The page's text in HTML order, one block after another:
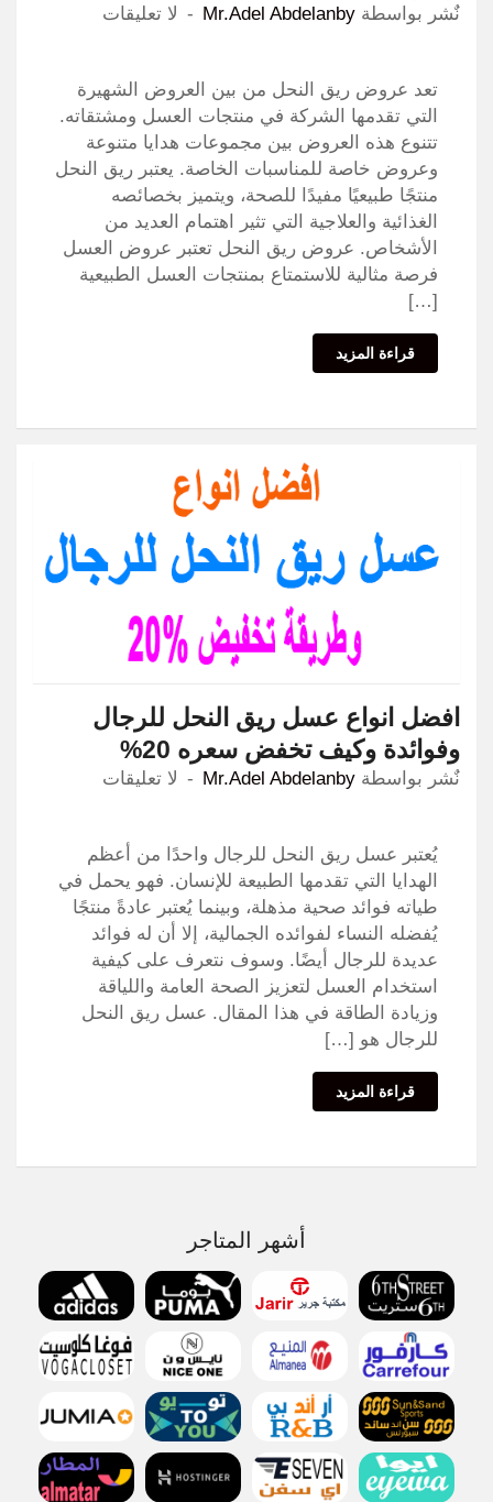
نٌشر بواسطة Mr.Adel Abdelanby لا تعليقات
تعد عروض ريق النحل من بين العروض الشهيرة
التي تقدمها الشركة في منتجات العسل ومشتقاته.
تتنوع هذه العروض بين مجموعات هدايا متنوعة
وعروض خاصة للمناسبات الخاصة. يعتبر ريق النحل
منتجًا طبيعيًا مفيدًا للصحة، ويتميز بخصائصه
الغذائية والعلاجية التي تثير اهتمام العديد من
الأشخاص. عروض ريق النحل تعتبر عروض العسل
فرصة مثالية للاستمتاع بمنتجات العسل الطبيعية
[…]
قراءة المزيد
افضل انواع عسل ريق النحل للرجال
وفوائدة وكيف تخفض سعره 20%
نٌشر بواسطة Mr.Adel Abdelanby لا تعليقات
يُعتبر عسل ريق النحل للرجال واحدًا من أعظم
الهدايا التي تقدمها الطبيعة للإنسان. فهو يحمل في
طياته فوائد صحية مذهلة، وبينما يُعتبر عادةً منتجًا
يُفضله النساء لفوائده الجمالية، إلا أن له فوائد
عديدة للرجال أيضًا. وسوف نتعرف على كيفية
استخدام العسل لتعزيز الصحة العامة واللياقة
وزيادة الطاقة في هذا المقال. عسل ريق النحل
للرجال هو […]
قراءة المزيد
أشهر المتاجر